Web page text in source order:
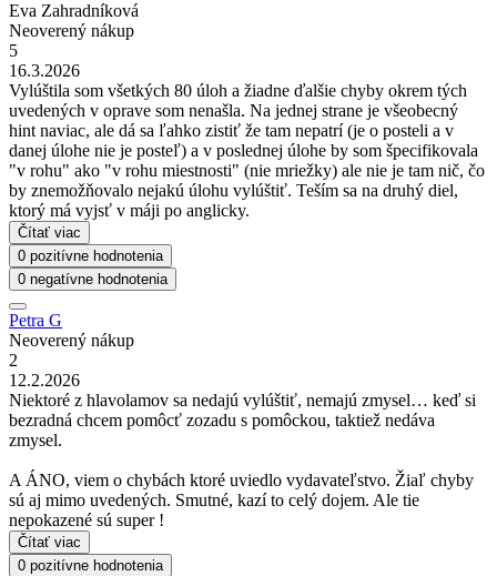
Eva Zahradníková
Neoverený nákup
5
16.3.2026
Vylúštila som všetkých 80 úloh a žiadne ďalšie chyby okrem tých
uvedených v oprave som nenašla. Na jednej strane je všeobecný
hint naviac, ale dá sa ľahko zistiť že tam nepatrí (je o posteli a v
danej úlohe nie je posteľ) a v poslednej úlohe by som špecifikovala
"v rohu" ako "v rohu miestnosti" (nie mriežky) ale nie je tam nič, čo
by znemožňovalo nejakú úlohu vylúštiť. Teším sa na druhý diel,
ktorý má vyjsť v máji po anglicky.
Čítať viac
0 pozitívne hodnotenia
0 negatívne hodnotenia
Petra G
Neoverený nákup
2
12.2.2026
Niektoré z hlavolamov sa nedajú vylúštiť, nemajú zmysel… keď si
bezradná chcem pomôcť zozadu s pomôckou, taktiež nedáva
zmysel.
A ÁNO, viem o chybách ktoré uviedlo vydavateľstvo. Žiaľ chyby
sú aj mimo uvedených. Smutné, kazí to celý dojem. Ale tie
nepokazené sú super !
Čítať viac
0 pozitívne hodnotenia